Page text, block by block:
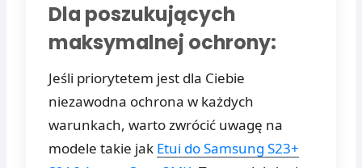
Dla poszukujących
maksymalnej ochrony:
Jeśli priorytetem jest dla Ciebie
niezawodna ochrona w każdych
warunkach, warto zwrócić uwagę na
modele takie jak Etui do Samsung S23+